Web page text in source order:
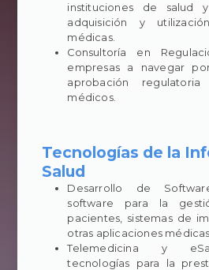
instituciones de salud
adquisición y
médicas.
Consultoría en
empresas a navegar
aprobación regulatoria
médicos.
Tecnologías de la
Salud
Desarrollo de
software para la
pacientes, sistemas de
otras aplicaciones médicas.
Telemedicina y
tecnologías para la